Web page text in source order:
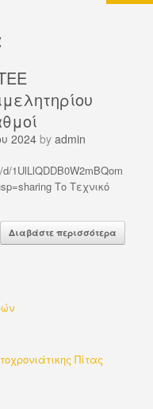
2024 by admin
1UlLlQDDB0W2mBQom
Το Τεχνικό
Διαβάστε περισσότερα
Πίτας